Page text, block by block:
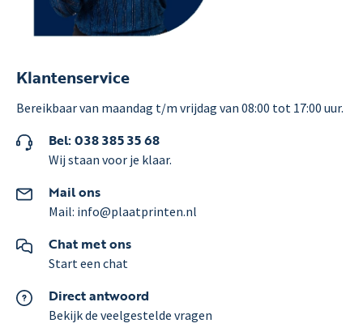
Klantenservice
Bereikbaar van maandag t/m vrijdag van 08:00 tot 17:00 uur.
Bel: 038 385 35 68
Wij staan voor je klaar.
Mail ons
Mail: info@plaatprinten.nl
Chat met ons
Start een chat
Direct antwoord
Bekijk de veelgestelde vragen